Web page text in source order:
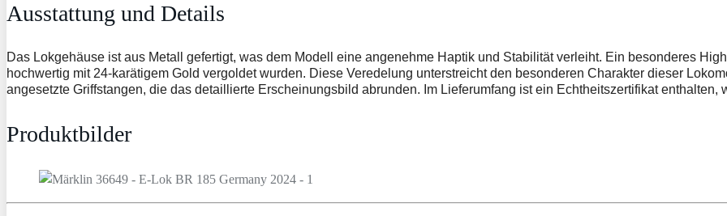
Ausstattung und Details
Das Lokgehäuse ist aus Metall gefertigt, was dem Modell eine angenehme Haptik und Stabilität verleiht. Ein besonderes
hochwertig mit 24-karätigem Gold vergoldet wurden. Diese Veredelung unterstreicht den besonderen Charakter dieser
angesetzte Griffstangen, die das detaillierte Erscheinungsbild abrunden. Im Lieferumfang ist ein Echtheitszertifikat
Produktbilder